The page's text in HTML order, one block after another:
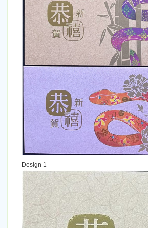
Design 1